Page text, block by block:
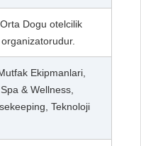
Dogu otelcilik
Ekipmanlari,
& Wellness,
Teknoloji